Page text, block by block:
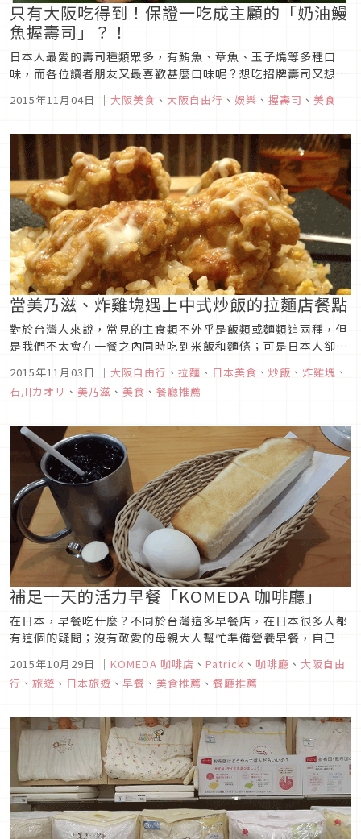
只有大阪吃得到！保證一吃成主顧的「奶油鰻
魚握壽司」？！
日本人最愛的壽司種類眾多，有鮪魚、章魚、玉子燒等多種口
味，而各位讀者朋友又最喜歡甚麼口味呢？想吃招牌壽司又想吃
更是流傳著某種壽司，據說吃過一次就會成為它的信眾。而那引
市內4家壽司店「JIN...
2015年11月04日 ｜ 大阪美食 、 大阪自由行 、 娛樂 、 握壽司 、 美食
當美乃滋、炸雞塊遇上中式炒飯的拉麵店餐點
對於台灣人來說，常見的主食類不外乎是飯類或麵類這兩種，但
是我們不太會在一餐之內同時吃到米飯和麵條；可是日本人卻出
化合物嘉年華」（一餐內同時吃到兩種以上的澱粉類主食），澱
粉和澱粉的組合好像有種神奇的吸引力，在肚子餓的時候（想吃
2015年11月03日 ｜ 大阪自由行 、 拉麵 、 日本美食 、 炒飯 、 炸雞塊 、
石川カオリ 、 美乃滋 、 美食 、 餐廳推薦
補足一天的活力早餐「KOMEDA 咖啡廳」
在日本，早餐吃什麼？不同於台灣這多早餐店，在日本很多人都
有這個的疑問；沒有敬愛的母親大人幫忙準備營養早餐，自己想
湯配生蛋蓋白飯，外加一盤納豆.....。這次讓KOMEDA 咖啡店，
幫你我解決這個問題吧。每天早上11點之前，在KOMEDA 咖啡
2015年10月29日 ｜ KOMEDA 咖啡店 、 Patrick 、 咖啡廳 、 大阪自由
行 、 旅遊 、 日本旅遊 、 早餐 、 美食推薦 、 餐廳推薦